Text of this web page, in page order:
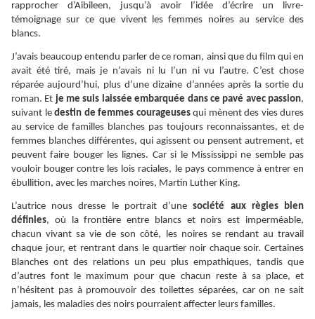
rapprocher d’Aibileen, jusqu’à avoir l’idée d’écrire un livre-
témoignage sur ce que vivent les femmes noires au service des
blancs.
J’avais beaucoup entendu parler de ce roman, ainsi que du film qui en
avait été tiré, mais je n’avais ni lu l’un ni vu l’autre. C’est chose
réparée aujourd’hui, plus d’une dizaine d’années après la sortie du
roman. Et je me suis laissée embarquée dans ce pavé avec passion,
suivant le destin de femmes courageusesqui mènent des vies dures
au service de familles blanches pas toujours reconnaissantes, et de
femmes blanches différentes, qui agissent ou pensent autrement, et
peuvent faire bouger les lignes. Car si le Mississippi ne semble pas
vouloir bouger contre les lois raciales, le pays commence à entrer en
ébullition, avec les marches noires, Martin Luther King.
L’autrice nous dresse le portrait d’unesociété aux règles bien
définies, où la frontière entre blancs et noirs est imperméable,
chacun vivant sa vie de son côté, les noires se rendant au travail
chaque jour, et rentrant dans le quartier noir chaque soir. Certaines
Blanches ont des relations un peu plus empathiques, tandis que
d’autres font le maximum pour que chacun reste à sa place, et
n’hésitent pas à promouvoir des toilettes séparées, car on ne sait
jamais, les maladies des noirs pourraient affecter leurs familles.